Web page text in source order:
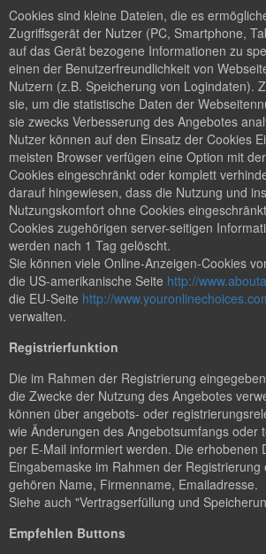
Cookies sind kleine Dateien, die es
Zugriffsgerät der Nutzer (PC, Smartphone,
auf das Gerät bezogene Informationen zu
einen der Benutzerfreundlichkeit von
Nutzern (z.B. Speicherung von Logindaten).
sie, um die statistische Daten der
sie zwecks Verbesserung des Angebotes
Nutzer können auf den Einsatz der Cookies
meisten Browser verfügen eine Option mit
Cookies eingeschränkt oder komplett
darauf hingewiesen, dass die Nutzung und
Nutzungskomfort ohne Cookies
Cookies zugehörigen server-seitigen
werden nach 1 Tag gelöscht.
Sie können viele Online-Anzeigen-Cookies
die US-amerikanische Seite http://
die EU-Seite http://
verwalten.
Registrierfunktion
Die im Rahmen der Registrierung
die Zwecke der Nutzung des Angebotes
können über angebots- oder
wie Änderungen des Angebotsumfangs oder
per E-Mail informiert werden. Die erhobenen
Eingabemaske im Rahmen der Registrierung
gehören Name, Firmenname, Emailadresse.
Siehe auch "Vertragserfüllung und
Empfehlen Buttons